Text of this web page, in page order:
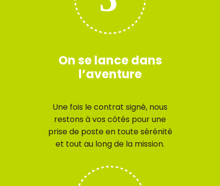
On se lance dans
l’aventure
Une fois le contrat signé, nous
restons à vos côtés pour une
prise de poste en toute sérénité
et tout au long de la mission.